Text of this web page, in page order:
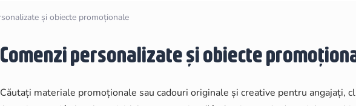
și obiecte promoționale
Comenzi personalizate și obiecte
Căutați materiale promoționale sau cadouri originale și creative pentru angajați,